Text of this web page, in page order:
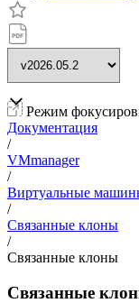
Режим
Документация
/
VMmanager
/
Виртуальные
/
Связанные клоны
/
Связанные клоны
Связанные